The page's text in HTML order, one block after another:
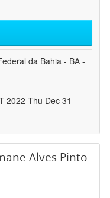
da Bahia - BA -
2022-Thu Dec 31
Alves Pinto